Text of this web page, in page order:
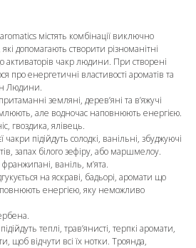
містять комбінації виключно
допомагають створити різноманітні
активаторів чакр людини. При створені
про енергетичні властивості ароматів та
Людини.
земляні, дерев’яні та в’яжучі
але водночас наповнюють енергією.
гвоздика, ялівець.
чакри підійдуть солодкі, ванільні, збуджуючі
запах білого зефіру, або маршмелоу.
ваніль, м’ята.
на яскраві, бадьорі, аромати що
енергією, яку неможливо
теплі, трав’янисті, терпкі аромати,
щоб відчути всі їх нотки. Троянда,